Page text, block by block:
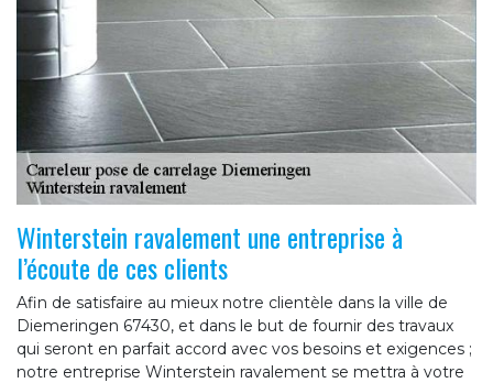
Winterstein ravalement une entreprise à
l’écoute de ces clients
Afin de satisfaire au mieux notre clientèle dans la ville de
Diemeringen 67430, et dans le but de fournir des travaux
qui seront en parfait accord avec vos besoins et exigences ;
notre entreprise Winterstein ravalement se mettra à votre